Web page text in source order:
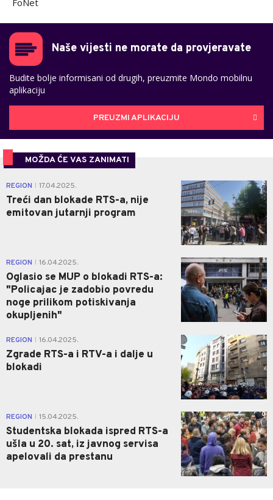
FoNet
Naše vijesti ne morate da provjeravate
Budite bolje informisani od drugih, preuzmite Mondo mobilnu
aplikaciju
PREUZMI APLIKACIJU
MOŽDA ĆE VAS ZANIMATI
REGION 17.04.2025.
Treći dan blokade RTS-a, nije
emitovan jutarnji program
2
REGION 16.04.2025.
Oglasio se MUP o blokadi RTS-a:
"Policajac je zadobio povredu
noge prilikom potiskivanja
okupljenih"
1
REGION 16.04.2025.
Zgrade RTS-a i RTV-a i dalje u
blokadi
1
REGION 15.04.2025.
Studentska blokada ispred RTS-a
ušla u 20. sat, iz javnog servisa
apelovali da prestanu
0